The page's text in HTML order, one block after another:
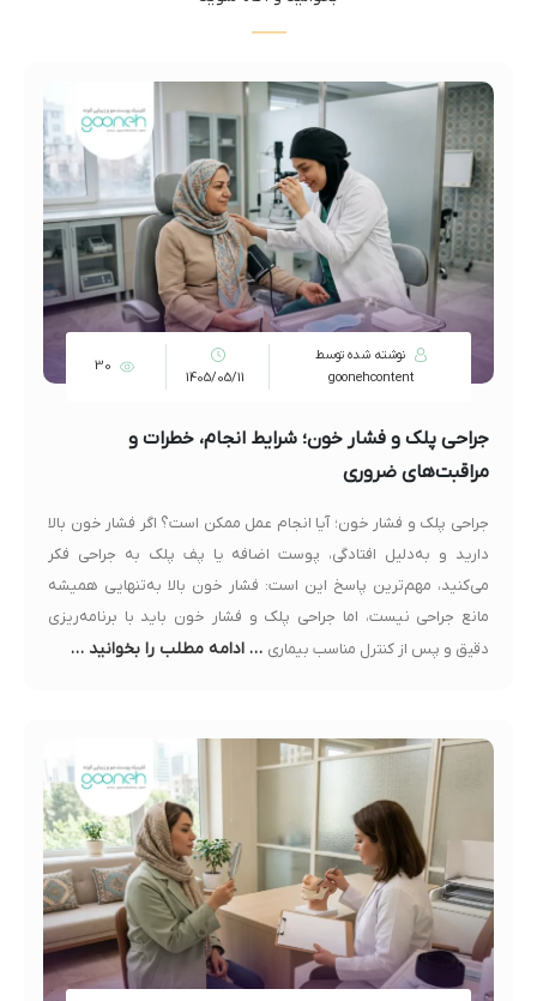
نوشته شده توسط
goonehcontent
1405/05/11
30
جراحی پلک و فشار خون؛ شرایط انجام، خطرات و
مراقبت‌های ضروری
جراحی پلک و فشار خون؛ آیا انجام عمل ممکن است؟ اگر فشار خون بالا
دارید و به‌دلیل افتادگی، پوست اضافه یا پف پلک به جراحی فکر
می‌کنید، مهم‌ترین پاسخ این است: فشار خون بالا به‌تنهایی همیشه
مانع جراحی نیست، اما جراحی پلک و فشار خون باید با برنامه‌ریزی
دقیق و پس از کنترل مناسب بیماری … ادامه مطلب را بخوانید …